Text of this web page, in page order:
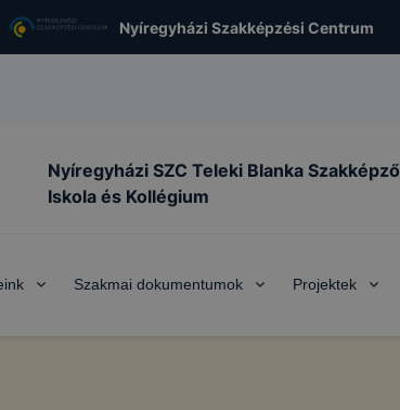
Nyíregyházi Szakképzési Centrum
Nyíregyházi SZC Teleki Blanka Szakképző
Iskola és Kollégium
Szakmai dokumentumok Projektek